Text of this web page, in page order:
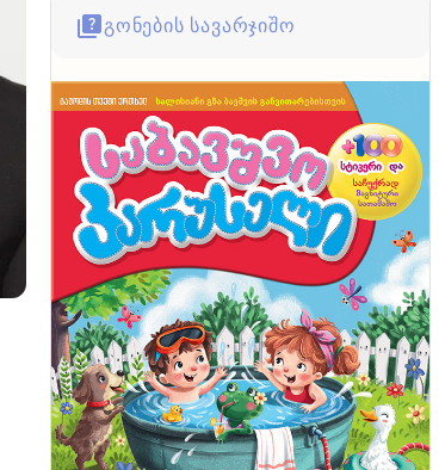
გონების სავარჯიშო